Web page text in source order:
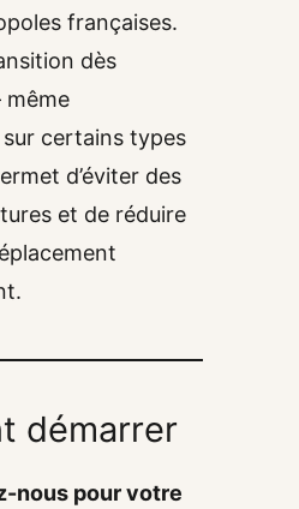
françaises.
dès
certains types
d’éviter des
et de réduire
démarrer
nous pour votre